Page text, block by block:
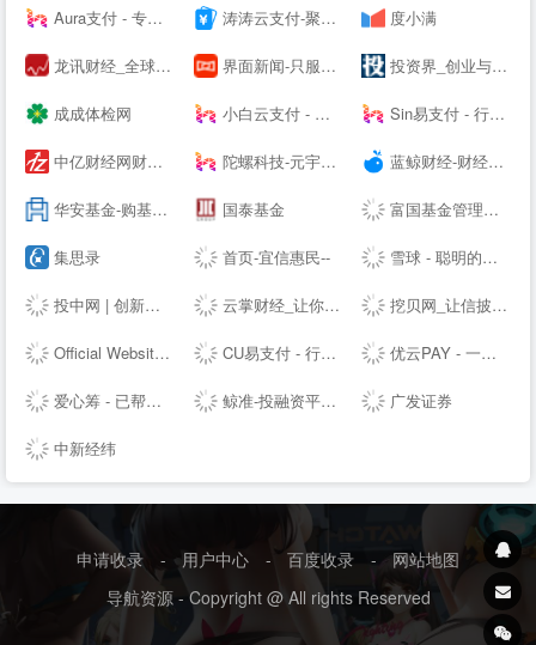
Aura支付 - 专业支付技术服务商 - 支付接口-三方支付接口-四方支付接口！ 涛涛云支付-聚合易支付 - 行业领先的免签约支付平台 度小满
龙讯财经_全球大宗商品_黄金_原油_外汇_股市资讯平台 界面新闻-只服务于独立思考的人群-Jiemian.com 投资界_创业与投资资讯平台
成成体检网 小白云支付 - 行业领先的免签约支付平台 Sin易支付 - 行业领先的免签约支付平台
中亿财经网财经门户 陀螺科技-元宇宙数字产业服务平台 蓝鲸财经-财经信息服务平台
华安基金-购基费率0.1折起|金牛基金公司 国泰基金 富国基金管理有限公司
集思录 首页-宜信惠民-- 雪球 - 聪明的投资者都在这里
投中网 | 创新经济的智识、洞见和未来 云掌财经_让你更懂投资 挖贝网_让信披更及时
Official Website | Home | World-renowned digital asset management tool, supporting Bitcoin, Ethereum, EOS, Co--os, and other blockchains. CU易支付 - 行业领先的免签约支付平台 优云PAY - 一个专业的码支付平台
爱心筹 - 已帮近60万大病家庭筹到救命钱-筹款多，到账快！ 鲸准-投融资平台，极速融资，帮助创业者寻找天使投资人 广发证券
中新经纬
申请收录 - 用户中心 - 百度收录 -
网站地图
导航资源 - Copyright @ All rights Reserved